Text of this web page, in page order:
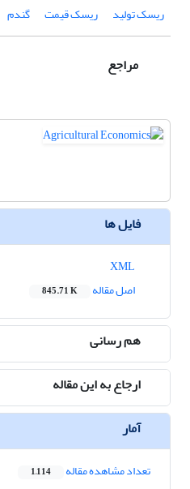
ریسک تولید
ریسک قیمت گندم
مراجع
فایل ها
اصل مقاله
845.71 K
هم رسانی
ارجاع به این مقاله
آمار
تعداد مشاهده مقاله 1,114